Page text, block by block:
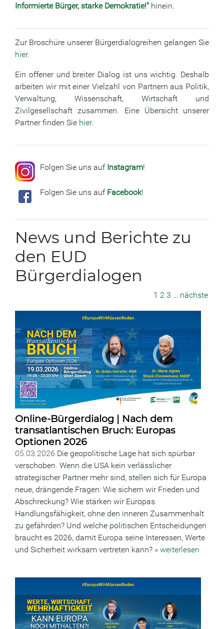
Informierte Bürger, starke Demokratie!" hinein.
Zur Broschüre unserer Bürgerdialogreihen gelangen Sie
hier.
Ein offener und breiter Dialog ist uns wichtig. Deshalb
arbeiten wir mit einer Vielzahl von Partnern aus Politik,
Verwaltung, Wissenschaft, Wirtschaft und
Zivilgesellschaft zusammen. Eine Übersicht unserer
Partner finden Sie hier.
Folgen Sie uns auf Instagram!
Folgen Sie uns auf Facebook!
News und Berichte zu
den EUD
Bürgerdialogen
1 2 3 … nächste
Online-Bürgerdialog | Nach dem
transatlantischen Bruch: Europas
Optionen 2026
05.03.2026 Die geopolitische Lage hat sich spürbar
verschoben. Wenn die USA kein verlässlicher
strategischer Partner mehr sind, stellen sich für Europa
neue, drängende Fragen: Wie sichern wir Frieden und
Abschreckung? Wie stärken wir Europas
Handlungsfähigkeit, ohne den inneren Zusammenhalt
zu gefährden? Und welche politischen Entscheidungen
braucht es 2026, damit Europa seine Interessen, Werte
und Sicherheit wirksam vertreten kann? » weiterlesen